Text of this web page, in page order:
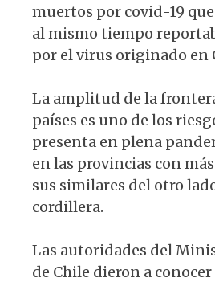
muertos por covid-19
al mismo tiempo
por el virus originado en
La amplitud de la
países es uno de los
presenta en plena
en las provincias con
sus similares del otro
cordillera.
Las autoridades del
de Chile dieron a